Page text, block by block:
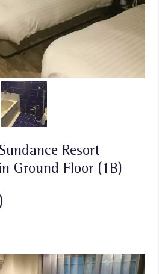
Resort
Ground Floor (1B)